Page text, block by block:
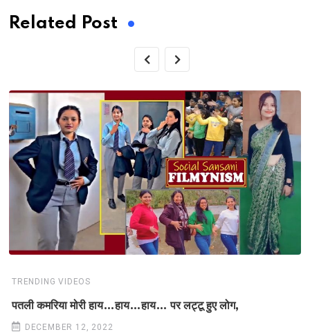
Related Post
TRENDING VIDEOS
पतली कमरिया मोरी हाय…हाय…हाय… पर लट्टू हुए लोग,
DECEMBER 12, 2022